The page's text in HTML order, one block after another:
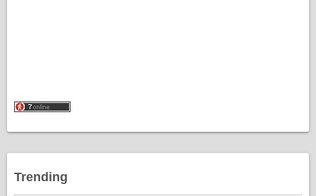
Trending